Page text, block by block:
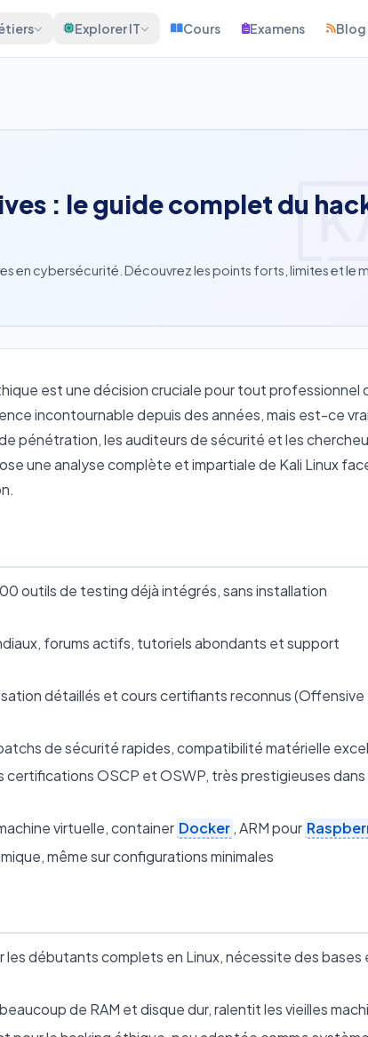
Explorer IT Cours Examens Blog
: le guide complet du
en cybersécurité. Découvrez les points forts, limites et le
est une décision cruciale pour tout professionnel
incontournable depuis des années, mais est-ce
pénétration, les auditeurs de sécurité et les
une analyse complète et impartiale de Kali Linux
outils de testing déjà intégrés, sans installation
forums actifs, tutoriels abondants et support
détaillés et cours certifiants reconnus (Offensive
de sécurité rapides, compatibilité matérielle
certifications OSCP et OSWP, très prestigieuses dans
virtuelle, container Docker , ARM pour
même sur configurations minimales
les débutants complets en Linux, nécessite des bases
de RAM et disque dur, ralentit les vieilles